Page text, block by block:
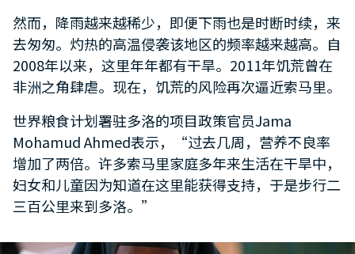
然而，降雨越来越稀少，即便下雨也是时断时续，来
去匆匆。灼热的高温侵袭该地区的频率越来越高。自
2008年以来，这里年年都有干旱。2011年饥荒曾在
非洲之角肆虐。现在，饥荒的风险再次逼近索马里。
世界粮食计划署驻多洛的项目政策官员Jama
Mohamud Ahmed表示，“过去几周，营养不良率
增加了两倍。许多索马里家庭多年来生活在干旱中，
妇女和儿童因为知道在这里能获得支持，于是步行二
三百公里来到多洛。”